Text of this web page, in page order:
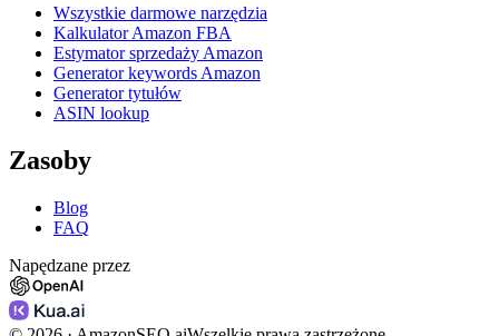
Wszystkie darmowe narzędzia
Kalkulator Amazon FBA
Estymator sprzedaży Amazon
Generator keywords Amazon
Generator tytułów
ASIN lookup
Zasoby
Blog
FAQ
Napędzane przez